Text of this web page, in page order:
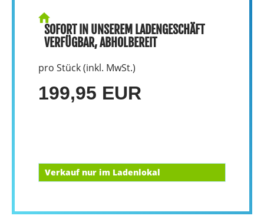
SOFORT IN UNSEREM LADENGESCHÄFT
VERFÜGBAR, ABHOLBEREIT
pro Stück (inkl. MwSt.)
199,95 EUR
Verkauf nur im Ladenlokal